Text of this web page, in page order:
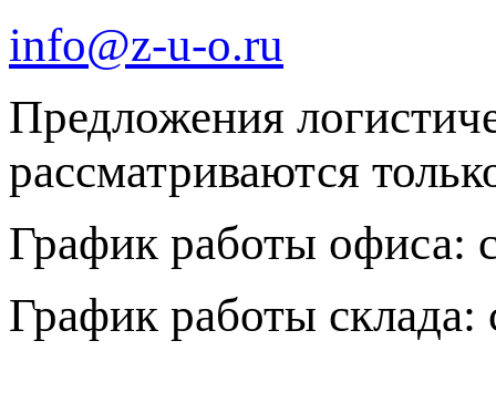
info@z-u-o.ru
Предложения
рассматриваются
График работы офиса:
График работы